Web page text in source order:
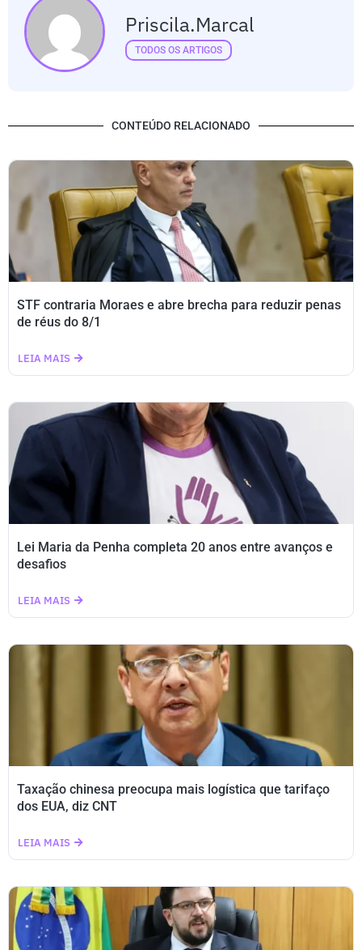
Priscila.marcal
TODOS OS ARTIGOS
CONTEÚDO RELACIONADO
STF contraria Moraes e abre brecha para reduzir penas
de réus do 8/1
LEIA MAIS
Lei Maria da Penha completa 20 anos entre avanços e
desafios
LEIA MAIS
Taxação chinesa preocupa mais logística que tarifaço
dos EUA, diz CNT
LEIA MAIS